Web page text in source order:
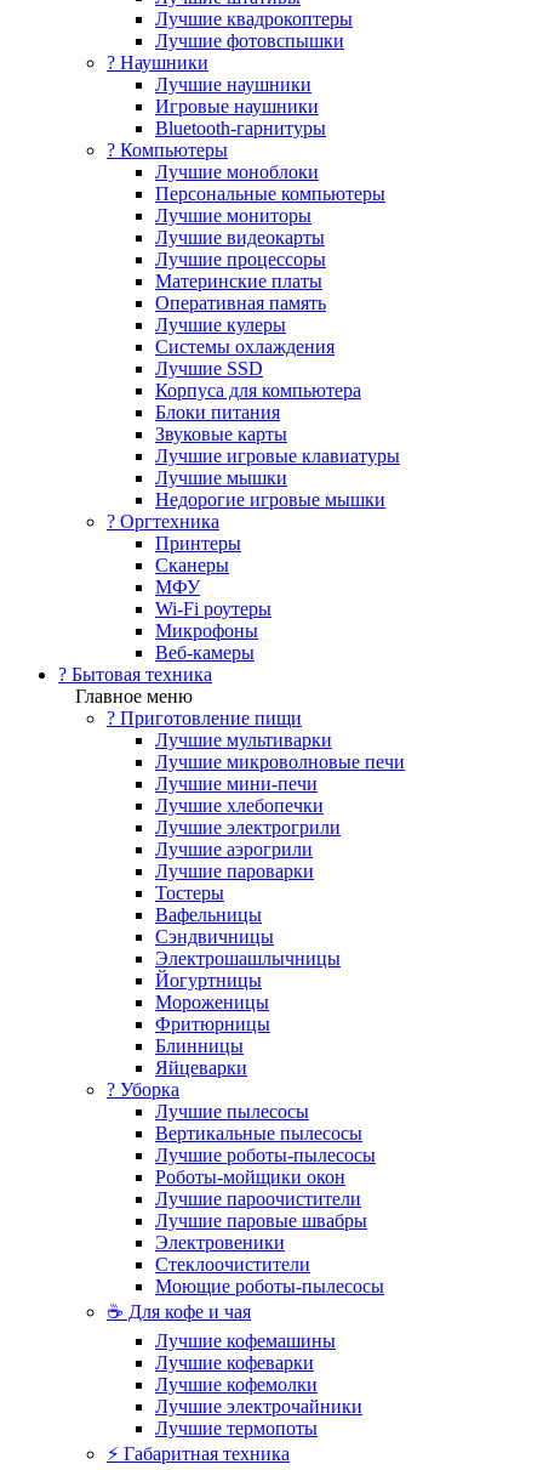
Лучшие квадрокоптеры
Лучшие фотовспышки
? Наушники
Лучшие наушники
Игровые наушники
Bluetooth-гарнитуры
?️ Компьютеры
Лучшие моноблоки
Персональные компьютеры
Лучшие мониторы
Лучшие видеокарты
Лучшие процессоры
Материнские платы
Оперативная память
Лучшие кулеры
Системы охлаждения
Лучшие SSD
Корпуса для компьютера
Блоки питания
Звуковые карты
Лучшие игровые клавиатуры
Лучшие мышки
Недорогие игровые мышки
?️ Оргтехника
Принтеры
Сканеры
МФУ
Wi-Fi роутеры
Микрофоны
Веб-камеры
? Бытовая техника
Главное меню
? Приготовление пищи
Лучшие мультиварки
Лучшие микроволновые печи
Лучшие мини-печи
Лучшие хлебопечки
Лучшие электрогрили
Лучшие аэрогрили
Лучшие пароварки
Тостеры
Вафельницы
Сэндвичницы
Электрошашлычницы
Йогуртницы
Мороженицы
Фритюрницы
Блинницы
Яйцеварки
? Уборка
Лучшие пылесосы
Вертикальные пылесосы
Лучшие роботы-пылесосы
Роботы-мойщики окон
Лучшие пароочистители
Лучшие паровые швабры
Электровеники
Стеклоочистители
Моющие роботы-пылесосы
☕ Для кофе и чая
Лучшие кофемашины
Лучшие кофеварки
Лучшие кофемолки
Лучшие электрочайники
Лучшие термопоты
⚡ Габаритная техника